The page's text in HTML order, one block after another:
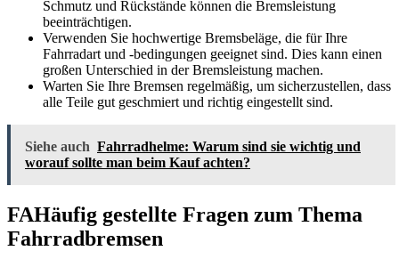
Schmutz und Rückstände können die Bremsleistung
beeinträchtigen.
Verwenden Sie hochwertige Bremsbeläge, die für Ihre
Fahrradart und -bedingungen geeignet sind. Dies kann einen
großen Unterschied in der Bremsleistung machen.
Warten Sie Ihre Bremsen regelmäßig, um sicherzustellen, dass
alle Teile gut geschmiert und richtig eingestellt sind.
Siehe auch Fahrradhelme: Warum sind sie wichtig und
worauf sollte man beim Kauf achten?
FAHäufig gestellte Fragen zum Thema
Fahrradbremsen